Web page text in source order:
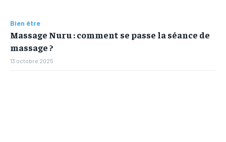
Bien être
Massage Nuru : comment se passe la séance de
massage ?
13 octobre 2025